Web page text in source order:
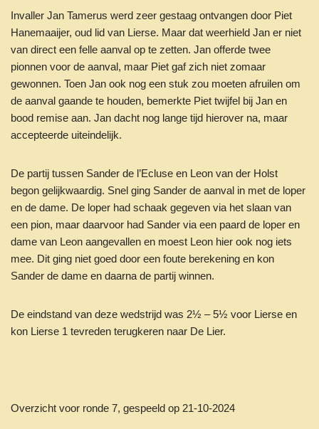
Invaller Jan Tamerus werd zeer gestaag ontvangen door Piet
Hanemaaijer, oud lid van Lierse. Maar dat weerhield Jan er niet
van direct een felle aanval op te zetten. Jan offerde twee
pionnen voor de aanval, maar Piet gaf zich niet zomaar
gewonnen. Toen Jan ook nog een stuk zou moeten afruilen om
de aanval gaande te houden, bemerkte Piet twijfel bij Jan en
bood remise aan. Jan dacht nog lange tijd hierover na, maar
accepteerde uiteindelijk.
De partij tussen Sander de l’Ecluse en Leon van der Holst
begon gelijkwaardig. Snel ging Sander de aanval in met de loper
en de dame. De loper had schaak gegeven via het slaan van
een pion, maar daarvoor had Sander via een paard de loper en
dame van Leon aangevallen en moest Leon hier ook nog iets
mee. Dit ging niet goed door een foute berekening en kon
Sander de dame en daarna de partij winnen.
De eindstand van deze wedstrijd was 2½ – 5½ voor Lierse en
kon Lierse 1 tevreden terugkeren naar De Lier.
Overzicht voor ronde 7, gespeeld op 21-10-2024